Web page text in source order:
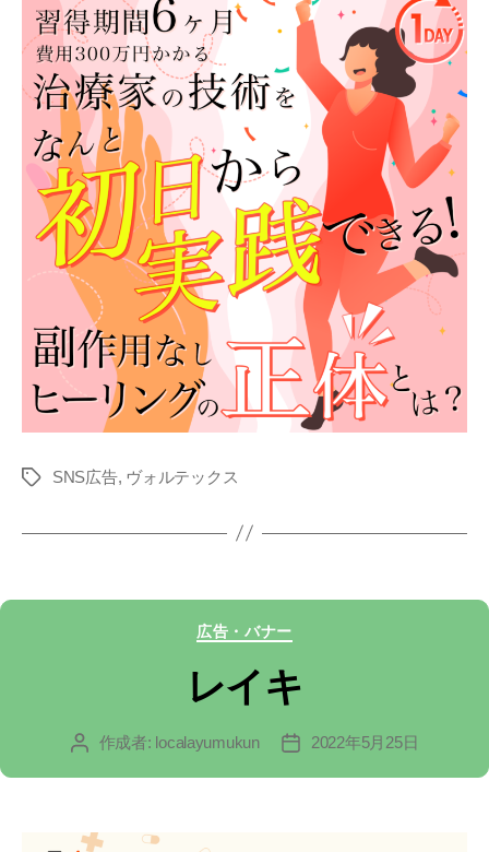
タ
SNS広告, ヴォルテックス
カ
テ
ゴ
リ
広告・バナー
レイキ
投 作成者: localayumukun
投
2022年5月25日